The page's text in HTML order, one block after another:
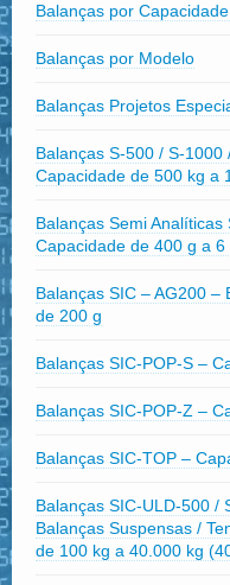
Balanças por
Balanças por Modelo
Balanças Projetos
Balanças S-500 / S-
Capacidade de 500 kg a
Balanças Semi
Capacidade de 400 g a 6
Balanças SIC – AG200 –
de 200 g
Balanças SIC-POP-S –
Balanças SIC-POP-Z –
Balanças SIC-TOP –
Balanças SIC-ULD-500 /
Balanças Suspensas /
de 100 kg a 40.000 kg